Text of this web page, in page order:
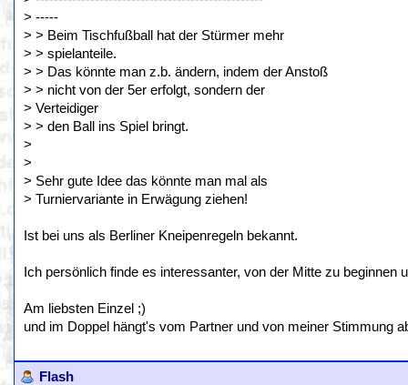
> -----
> > Beim Tischfußball hat der Stürmer mehr
> > spielanteile.
> > Das könnte man z.b. ändern, indem der Anstoß
> > nicht von der 5er erfolgt, sondern der
> Verteidiger
> > den Ball ins Spiel bringt.
>
>
> Sehr gute Idee das könnte man mal als
> Turniervariante in Erwägung ziehen!
Ist bei uns als Berliner Kneipenregeln bekannt.
Ich persönlich finde es interessanter, von der Mitte zu beginnen
Am liebsten Einzel ;)
und im Doppel hängt's vom Partner und von meiner Stimmung
Flash